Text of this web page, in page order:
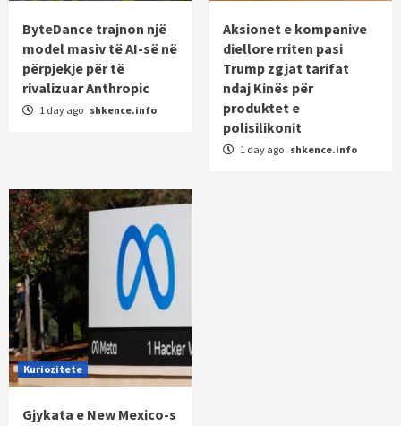
ByteDance trajnon një
model masiv të AI-së në
përpjekje për të
rivalizuar Anthropic
1 day ago shkence.info
Aksionet e kompanive
diellore rriten pasi
Trump zgjat tarifat
ndaj Kinës për
produktet e
polisilikonit
1 day ago shkence.info
Kuriozitete
Gjykata e New Mexico-s